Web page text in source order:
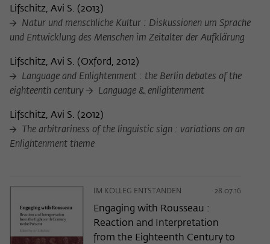
Lifschitz, Avi S. (2013)
Natur und menschliche Kultur : Diskussionen um Sprache
und Entwicklung des Menschen im Zeitalter der Aufklärung
Lifschitz, Avi S. (Oxford, 2012)
Language and Enlightenment : the Berlin debates of the
eighteenth century
Language & enlightenment
Lifschitz, Avi S. (2012)
The arbitrariness of the linguistic sign : variations on an
Enlightenment theme
IM KOLLEG ENTSTANDEN 28.07.16
Engaging with Rousseau :
Reaction and Interpretation
from the Eighteenth Century to